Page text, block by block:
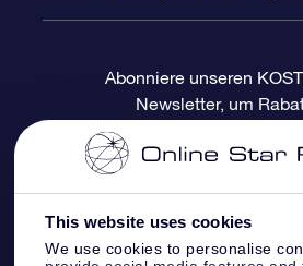
This website uses cookies
We use cookies to personalise
Bewertungen
OSR-Geschenkgutschein
Firmengeschenke
Personalisierte Sternseite
One Million Stars
OSR-Starsaver
Zahlungsinformationen
Versandinformationen
Rückgaberecht
Abonniere unseren
Newsletter, um